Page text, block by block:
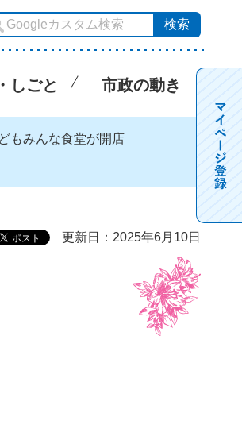
しごと 市政の動き
もみんな食堂が開店
更新日：2025年6月10日